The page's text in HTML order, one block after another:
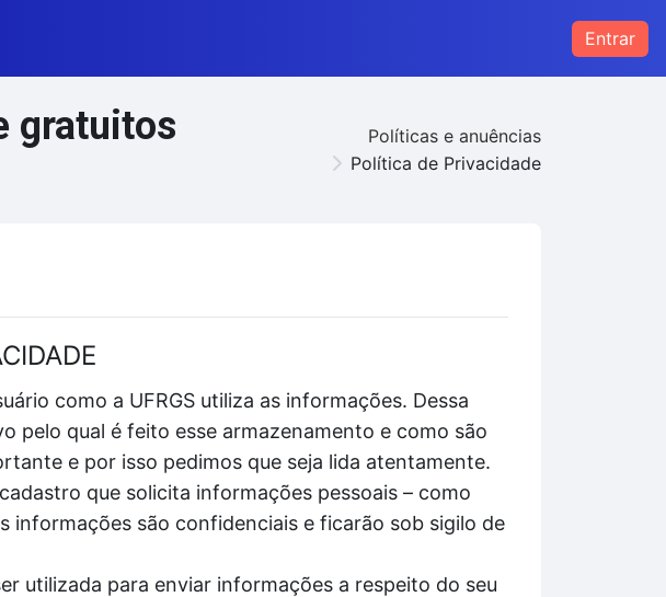
Entrar
gratuitos
Políticas e anuências
Política de Privacidade
como a UFRGS utiliza as informações. Dessa
pelo qual é feito esse armazenamento e como são
e por isso pedimos que seja lida atentamente.
que solicita informações pessoais – como
informações são confidenciais e ficarão sob sigilo de
utilizada para enviar informações a respeito do seu